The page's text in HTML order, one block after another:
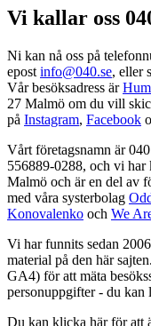
Vi kallar oss
Ni kan nå oss på
epost info@040.se, eller
Vår besöksadress är
27 Malmö om du vill
på Instagram, Facebook
Vårt företagsnamn är
556889-0288, och vi
Malmö och är en del av
med våra systerbolag
Konovalenko och We
Vi har funnits sedan
material på den här
GA4) för att mäta
personuppgifter - du kan
Du kan klicka härför att